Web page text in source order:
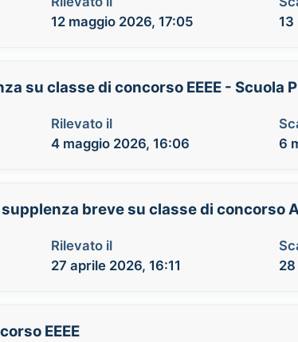
12 maggio 2026, 17:05
13
su classe di concorso EEEE - Scuola
Rilevato il
4 maggio 2026, 16:06
6
breve su classe di concorso
Rilevato il
27 aprile 2026, 16:11
EEEE